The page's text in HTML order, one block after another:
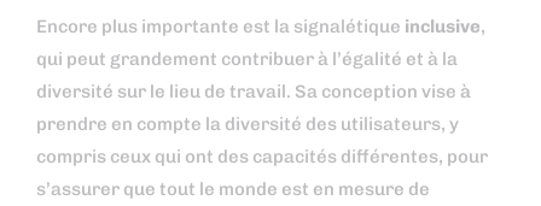
Encore plus importante est la signalétique inclusive,
qui peut grandement contribuer à l’égalité et à la
diversité sur le lieu de travail. Sa conception vise à
prendre en compte la diversité des utilisateurs, y
compris ceux qui ont des capacités différentes, pour
s’assurer que tout le monde est en mesure de